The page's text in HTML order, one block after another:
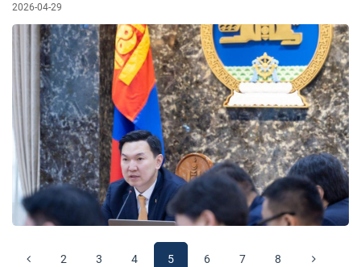
2026-04-29
2 3 4 5 6 7 8